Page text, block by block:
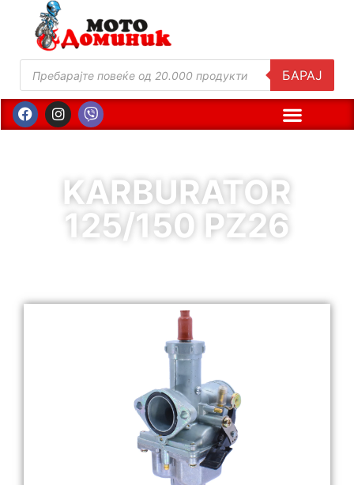
БАРАЈ
KARBURATOR
125/150 PZ26